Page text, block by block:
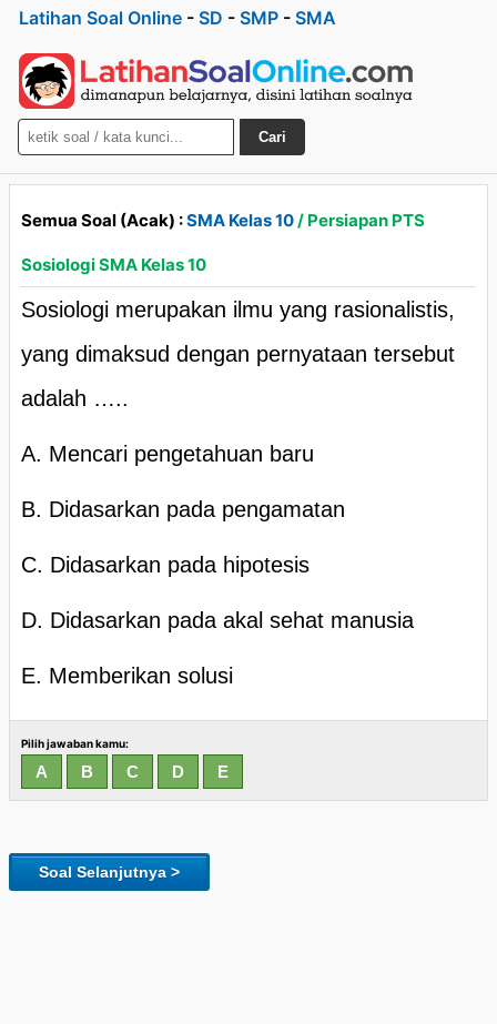
Latihan Soal Online - SD - SMP - SMA
Cari
Semua Soal (Acak) :SMA Kelas 10/ Persiapan PTS
Sosiologi SMA Kelas 10
Sosiologi merupakan ilmu yang rasionalistis,
yang dimaksud dengan pernyataan tersebut
adalah …..
A. Mencari pengetahuan baru
B. Didasarkan pada pengamatan
C. Didasarkan pada hipotesis
D. Didasarkan pada akal sehat manusia
E. Memberikan solusi
Pilih jawaban kamu:
Soal Selanjutnya >